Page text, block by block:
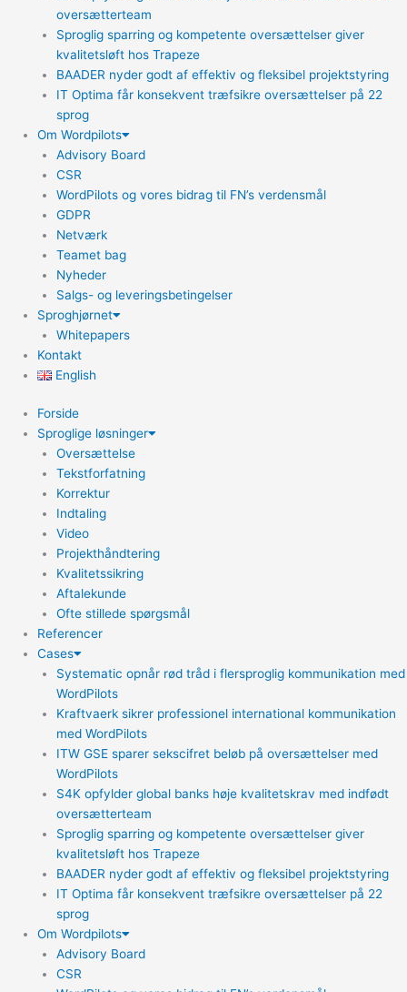
oversætterteam
Sproglig sparring og kompetente oversættelser giver
kvalitetsløft hos Trapeze
BAADER nyder godt af effektiv og fleksibel projektstyring
IT Optima får konsekvent træfsikre oversættelser på 22
sprog
Om Wordpilots
Advisory Board
CSR
WordPilots og vores bidrag til FN’s verdensmål
GDPR
Netværk
Teamet bag
Nyheder
Salgs- og leveringsbetingelser
Sproghjørnet
Whitepapers
Kontakt
English
Forside
Sproglige løsninger
Oversættelse
Tekstforfatning
Korrektur
Indtaling
Video
Projekthåndtering
Kvalitetssikring
Aftalekunde
Ofte stillede spørgsmål
Referencer
Cases
Systematic opnår rød tråd i flersproglig kommunikation med
WordPilots
Kraftvaerk sikrer professionel international kommunikation
med WordPilots
ITW GSE sparer sekscifret beløb på oversættelser med
WordPilots
S4K opfylder global banks høje kvalitetskrav med indfødt
oversætterteam
Sproglig sparring og kompetente oversættelser giver
kvalitetsløft hos Trapeze
BAADER nyder godt af effektiv og fleksibel projektstyring
IT Optima får konsekvent træfsikre oversættelser på 22
sprog
Om Wordpilots
Advisory Board
CSR